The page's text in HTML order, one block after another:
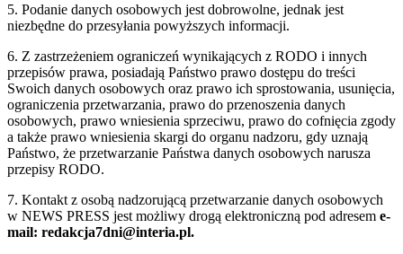
5. Podanie danych osobowych jest dobrowolne, jednak jest
niezbędne do przesyłania powyższych informacji.
6. Z zastrzeżeniem ograniczeń wynikających z RODO i innych
przepisów prawa, posiadają Państwo prawo dostępu do treści
Swoich danych osobowych oraz prawo ich sprostowania, usunięcia,
ograniczenia przetwarzania, prawo do przenoszenia danych
osobowych, prawo wniesienia sprzeciwu, prawo do cofnięcia zgody
a także prawo wniesienia skargi do organu nadzoru, gdy uznają
Państwo, że przetwarzanie Państwa danych osobowych narusza
przepisy RODO.
7. Kontakt z osobą nadzorującą przetwarzanie danych osobowych
w NEWS PRESS jest możliwy drogą elektroniczną pod adresem e-
mail: redakcja7dni@interia.pl.